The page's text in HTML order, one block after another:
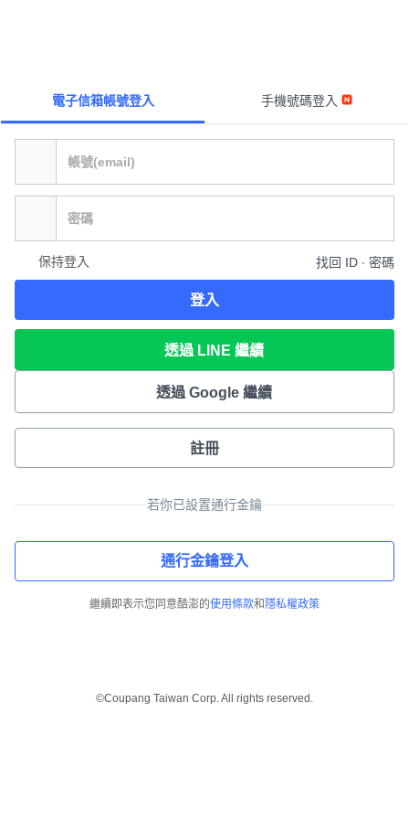
電子信箱帳號登入 手機號碼登入
保持登入 找回 ID ∙ 密碼
登入
透過 LINE 繼續
透過 Google 繼續
註冊
若你已設置通行金鑰
通行金鑰登入
繼續即表示您同意酷澎的使用條款和 隱私權政策
©Coupang Taiwan Corp. All rights reserved.